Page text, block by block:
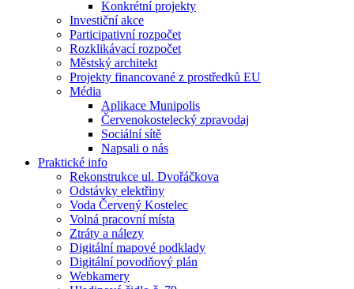
Konkrétní projekty
Investiční akce
Participativní rozpočet
Rozklikávací rozpočet
Městský architekt
Projekty financované z prostředků EU
Média
Aplikace Munipolis
Červenokostelecký zpravodaj
Sociální sítě
Napsali o nás
Praktické info
Rekonstrukce ul. Dvořáčkova
Odstávky elektřiny
Voda Červený Kostelec
Volná pracovní místa
Ztráty a nálezy
Digitální mapové podklady
Digitální povodňový plán
Webkamery